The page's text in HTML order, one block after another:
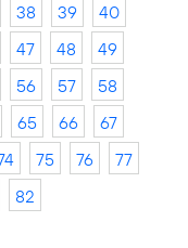
38 39
40
47 48
49
56 57
58
65 66
67
75 76
77
82